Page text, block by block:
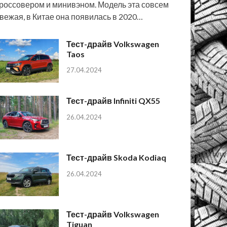
и минивэном. Модель эта совсем
в Китае она появилась в 2020…
Тест-драйв Volkswagen
Taos
27.04.2024
Тест-драйв Infiniti QX55
26.04.2024
Тест-драйв Skoda Kodiaq
26.04.2024
Тест-драйв Volkswagen
Tiguan